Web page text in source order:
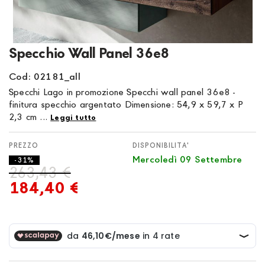
Specchio Wall Panel 36e8
Cod: 02181_all
Specchi Lago in promozione Specchi wall panel 36e8 -
finitura specchio argentato Dimensione: 54,9 x 59,7 x P
2,3 cm ... Leggi tutto
184,40 €
263,43 €
- 31%
DISPONIBILITA'
Mercoledì 09 Settembre
Vai
all'inizio
della
galleria
di
immagini